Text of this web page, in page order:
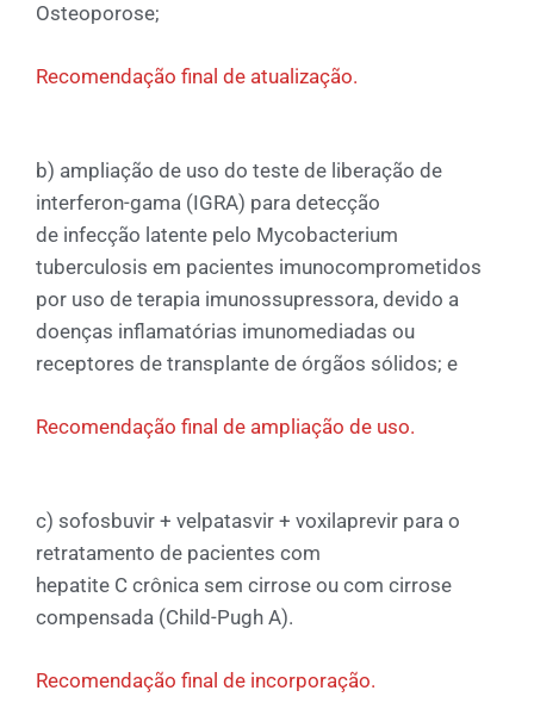
Osteoporose;
Recomendação final de atualização.
b) ampliação de uso do teste de liberação de
interferon-gama (IGRA) para detecção
de infecção latente pelo Mycobacterium
tuberculosis em pacientes imunocomprometidos
por uso de terapia imunossupressora, devido a
doenças inflamatórias imunomediadas ou
receptores de transplante de órgãos sólidos; e
Recomendação final de ampliação de uso.
c) sofosbuvir + velpatasvir + voxilaprevir para o
retratamento de pacientes com
hepatite C crônica sem cirrose ou com cirrose
compensada (Child-Pugh A).
Recomendação final de incorporação.